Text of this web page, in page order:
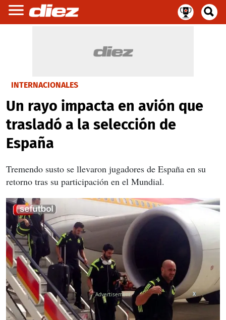
INTERNACIONALES
Un rayo impacta en avión que
trasladó a la selección de
España
Tremendo susto se llevaron jugadores de España en su
retorno tras su participación en el Mundial.
X